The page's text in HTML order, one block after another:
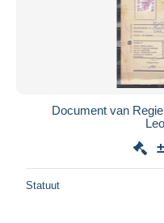
Document van
Statuut